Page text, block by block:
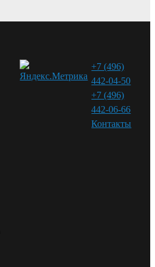
+7 (496)
442-04-50
+7 (496)
442-06-66
Контакты⁠